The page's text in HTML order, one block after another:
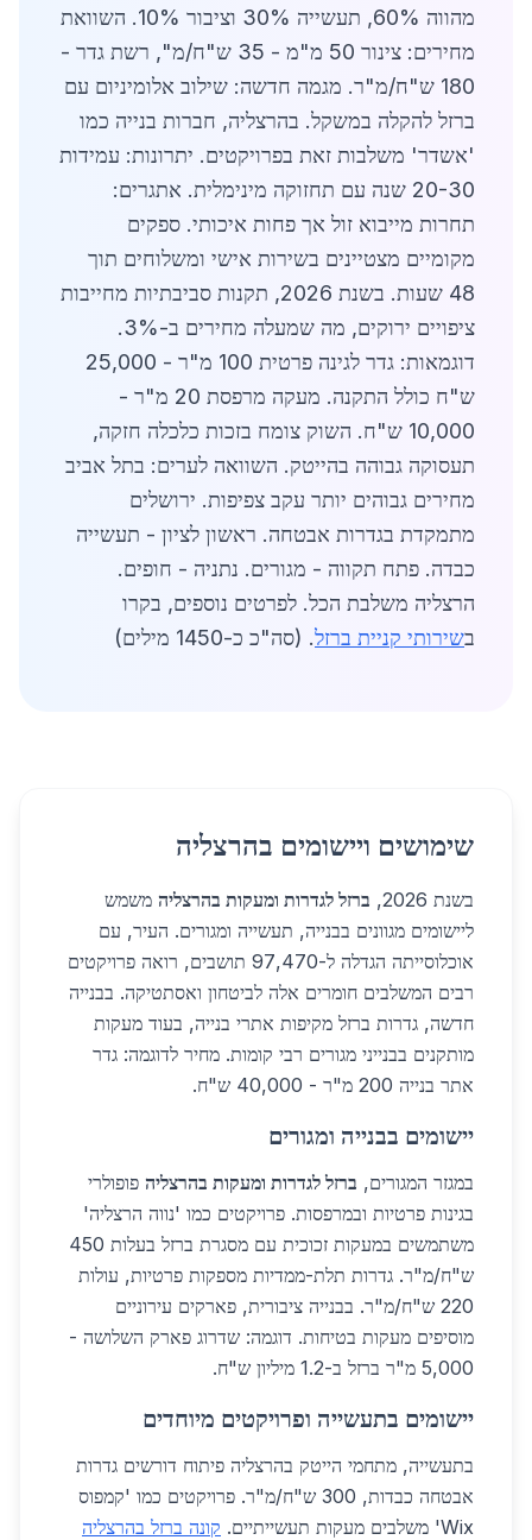
מהווה 60%, תעשייה 30% וציבור 10%. השוואת
מחירים: צינור 50 מ"מ - 35 ש"ח/מ", רשת גדר -
180 ש"ח/מ"ר. מגמה חדשה: שילוב אלומיניום עם
ברזל להקלה במשקל. בהרצליה, חברות בנייה כמו
'אשדר' משלבות זאת בפרויקטים. יתרונות: עמידות
20-30 שנה עם תחזוקה מינימלית. אתגרים:
תחרות מייבוא זול אך פחות איכותי. ספקים
מקומיים מצטיינים בשירות אישי ומשלוחים תוך
48 שעות. בשנת 2026, תקנות סביבתיות מחייבות
ציפויים ירוקים, מה שמעלה מחירים ב-3%.
דוגמאות: גדר לגינה פרטית 100 מ"ר - 25,000
ש"ח כולל התקנה. מעקה מרפסת 20 מ"ר -
10,000 ש"ח. השוק צומח בזכות כלכלה חזקה,
תעסוקה גבוהה בהייטק. השוואה לערים: בתל אביב
מחירים גבוהים יותר עקב צפיפות. ירושלים
מתמקדת בגדרות אבטחה. ראשון לציון - תעשייה
כבדה. פתח תקווה - מגורים. נתניה - חופים.
הרצליה משלבת הכל. לפרטים נוספים, בקרו
בשירותי קניית ברזל. (סה"כ כ-1450 מילים)
שימושים ויישומים בהרצליה
בשנת 2026, ברזל לגדרות ומעקות בהרצליה משמש
ליישומים מגוונים בבנייה, תעשייה ומגורים. העיר, עם
אוכלוסייתה הגדלה ל-97,470 תושבים, רואה פרויקטים
רבים המשלבים חומרים אלה לביטחון ואסתטיקה. בבנייה
חדשה, גדרות ברזל מקיפות אתרי בנייה, בעוד מעקות
מותקנים בבנייני מגורים רבי קומות. מחיר לדוגמה: גדר
אתר בנייה 200 מ"ר - 40,000 ש"ח.
יישומים בבנייה ומגורים
במגזר המגורים, ברזל לגדרות ומעקות בהרצליה פופולרי
בגינות פרטיות ובמרפסות. פרויקטים כמו 'נווה הרצליה'
משתמשים במעקות זכוכית עם מסגרת ברזל בעלות 450
ש"ח/מ"ר. גדרות תלת-ממדיות מספקות פרטיות, עולות
220 ש"ח/מ"ר. בבנייה ציבורית, פארקים עירוניים
מוסיפים מעקות בטיחות. דוגמה: שדרוג פארק השלושה -
5,000 מ"ר ברזל ב-1.2 מיליון ש"ח.
יישומים בתעשייה ופרויקטים מיוחדים
בתעשייה, מתחמי הייטק בהרצליה פיתוח דורשים גדרות
אבטחה כבדות, 300 ש"ח/מ"ר. פרויקטים כמו 'קמפוס
Wix' משלבים מעקות תעשייתיים.
קונה ברזל בהרצליה